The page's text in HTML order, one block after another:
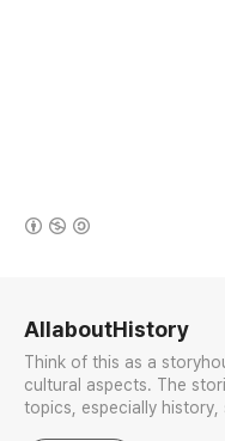
AllaboutHistory
Think of this as a
cultural aspects. The
topics, especially history,